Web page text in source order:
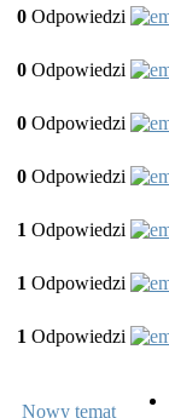
0 Odpowiedzi
0 Odpowiedzi
0 Odpowiedzi
0 Odpowiedzi
1 Odpowiedzi
1 Odpowiedzi
1 Odpowiedzi
Nowy temat